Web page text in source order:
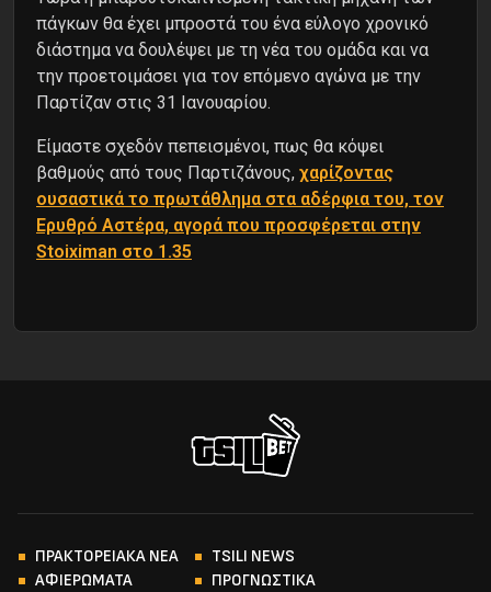
πάγκων θα έχει μπροστά του ένα εύλογο χρονικό
διάστημα να δουλέψει με τη νέα του ομάδα και να
την προετοιμάσει για τον επόμενο αγώνα με την
Παρτίζαν στις 31 Ιανουαρίου.
Είμαστε σχεδόν πεπεισμένοι, πως θα κόψει
βαθμούς από τους Παρτιζάνους, χαρίζοντας
ουσαστικά το πρωτάθλημα στα αδέρφια του, τον
Ερυθρό Αστέρα, αγορά που προσφέρεται στην
Stoiximan στο 1.35
ΠΡΑΚΤΟΡΕΙΑΚΑ ΝΕΑ
TSILI NEWS
ΑΦΙΕΡΩΜΑΤΑ
ΠΡΟΓΝΩΣΤΙΚΑ